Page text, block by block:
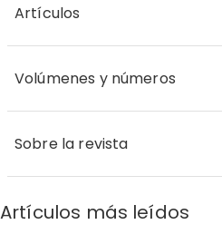
Artículos
Volúmenes y números
Sobre la revista
Artículos más leídos